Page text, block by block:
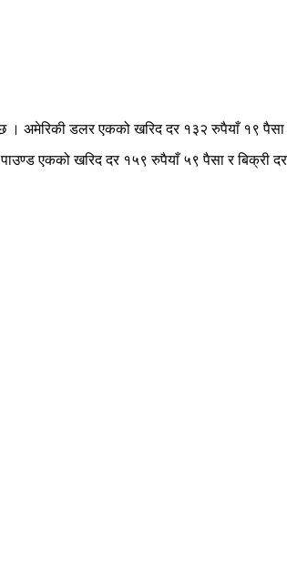
। अमेरिकी डलर एकको खरिद दर १३२ रुपैयाँ १९
एकको खरिद दर १५९ रुपैयाँ ५९ पैसा र बिक्री